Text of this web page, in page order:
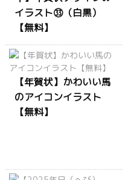
イラスト㉝（白黒）
【無料】
【年賀状】かわいい馬
のアイコンイラスト
【無料】